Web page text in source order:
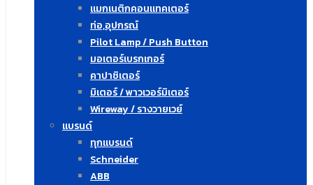
แมกเนติกคอนแทคเตอร์
ท่อ,อุปกรณ์
Pilot Lamp / Push Button
มอเตอร์เบรกเกอร์
คาปาซิเตอร์
มิเตอร์ / พาวเวอร์มิเตอร์
Wireway / รางวายเวย์
แบรนด์
ทุกแบรนด์
Schneider
ABB